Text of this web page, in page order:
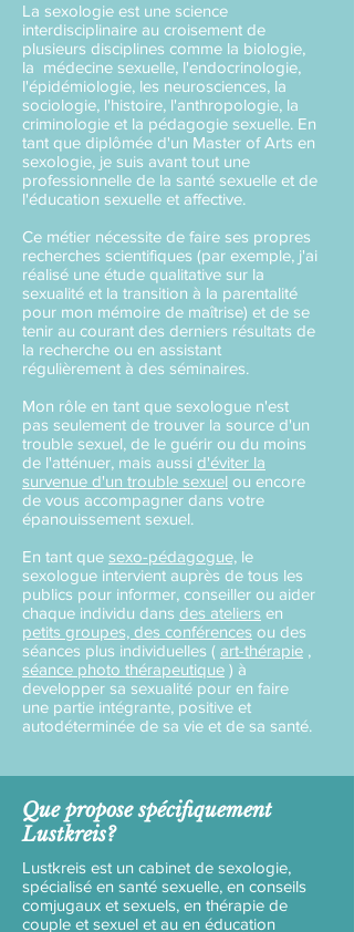
La sexologie est une science
interdisciplinaire au croisement de
plusieurs disciplines comme la biologie,
la médecine sexuelle, l'endocrinologie,
l'épidémiologie, les neurosciences, la
sociologie, l'histoire, l'anthropologie, la
criminologie et la pédagogie sexuelle. En
tant que diplômée d'un Master of Arts en
sexologie, je suis avant tout une
professionnelle de la santé sexuelle et de
l'éducation sexuelle et affective.
Ce métier nécessite de faire ses propres
recherches scientifiques (par exemple, j'ai
réalisé une étude qualitative sur la
sexualité et la transition à la parentalité
pour mon mémoire de maîtrise) et de se
tenir au courant des derniers résultats de
la recherche ou en assistant
régulièrement à des séminaires.
Mon rôle en tant que sexologue n'est
pas seulement de trouver la source d'un
trouble sexuel, de le guérir ou du moins
de l'atténuer, mais aussi d'éviter la
survenue d'un trouble sexuel ou encore
de vous accompagner dans votre
épanouissement sexuel.
En tant que sexo-pédagogue, le
sexologue intervient auprès de tous les
publics pour informer, conseiller ou aider
chaque individu dans des ateliers en
petits groupes, des conférences ou des
séances plus individuelles ( art-thérapie ,
séance photo thérapeutique ) à
developper sa sexualité pour en faire
une partie intégrante, positive et
autodéterminée de sa vie et de sa santé.
Que propose spécifiquement
Lustkreis?
Lustkreis est un cabinet de sexologie,
spécialisé en santé sexuelle, en conseils
comjugaux et sexuels, en thérapie de
couple et sexuel et au en éducation